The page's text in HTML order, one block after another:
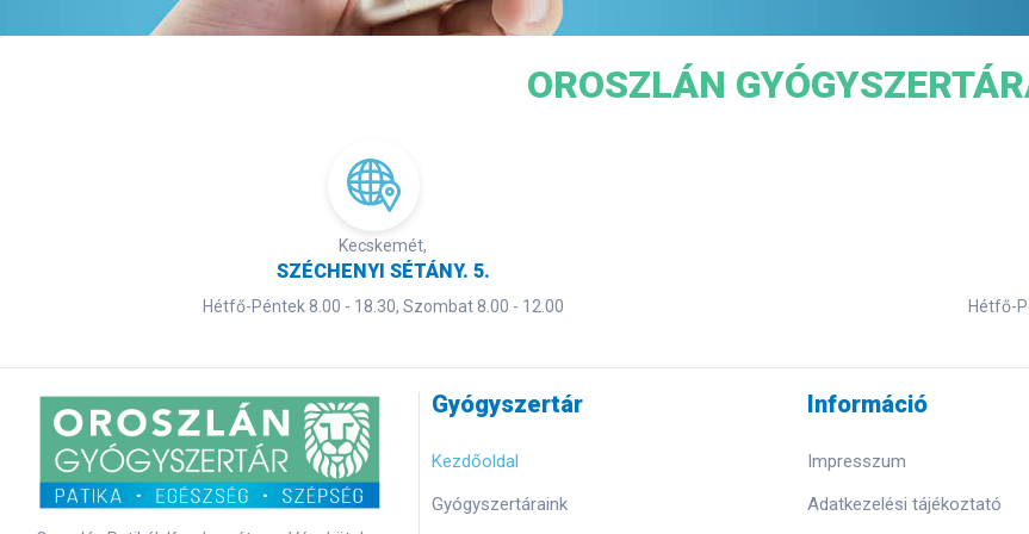
OROSZLÁN
Kecskemét,
SZÉCHENYI SÉTÁNY. 5.
Hétfő-Péntek 8.00 - 18.30, Szombat 8.00 - 12.00 Hétfő-
Gyógyszertár
Kezdőoldal
Gyógyszertáraink
Információ
Impresszum
Adatkezelési tájékoztató